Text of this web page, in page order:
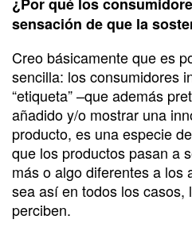
sensación de que la
Creo básicamente que es
sencilla: los consumidores
“etiqueta” –que además
añadido y/o mostrar una
producto, es una especie
que los productos pasan a
más o algo diferentes a los
sea así en todos los
perciben.